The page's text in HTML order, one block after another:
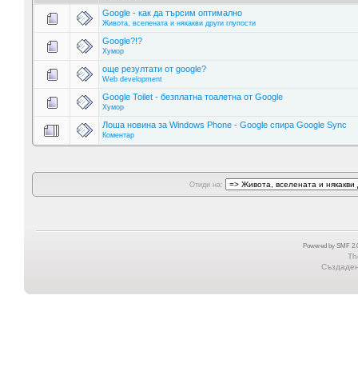
Google - как да търсим оптимално
Живота, вселената и някакви други глупости
Google?!?
Хумор
още резултати от google?
Web development
Google Toilet - безплатна тоалетна от Google
Хумор
Лоша новина за Windows Phone - Google спира Google Sync
Коментар
Отиди на:
Powered by SMF